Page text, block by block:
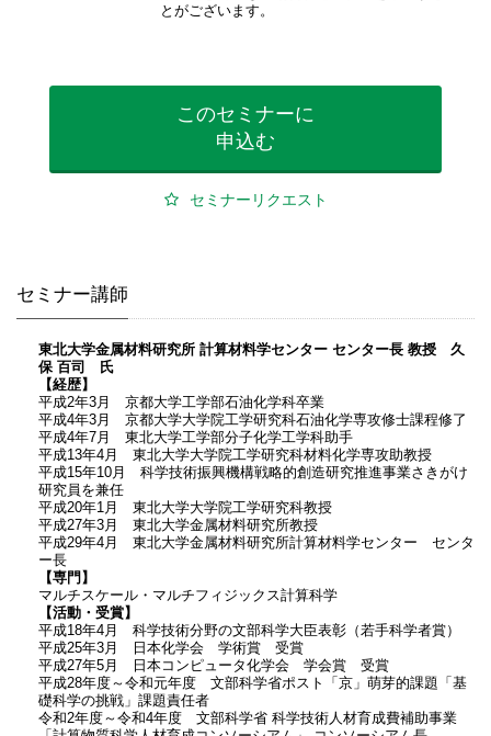
とがございます。
このセミナーに
申込む
セミナーリクエスト
セミナー講師
東北大学金属材料研究所 計算材料学センター センター長 教授 久
保 百司 氏
【経歴】
平成2年3月 京都大学工学部石油化学科卒業
平成4年3月 京都大学大学院工学研究科石油化学専攻修士課程修了
平成4年7月 東北大学工学部分子化学工学科助手
平成13年4月 東北大学大学院工学研究科材料化学専攻助教授
平成15年10月 科学技術振興機構戦略的創造研究推進事業さきがけ
研究員を兼任
平成20年1月 東北大学大学院工学研究科教授
平成27年3月 東北大学金属材料研究所教授
平成29年4月 東北大学金属材料研究所計算材料学センター センタ
ー長
【専門】
マルチスケール・マルチフィジックス計算科学
【活動・受賞】
平成18年4月 科学技術分野の文部科学大臣表彰（若手科学者賞）
平成25年3月 日本化学会 学術賞 受賞
平成27年5月 日本コンピュータ化学会 学会賞 受賞
平成28年度～令和元年度 文部科学省ポスト「京」萌芽的課題「基
礎科学の挑戦」課題責任者
令和2年度～令和4年度 文部科学省 科学技術人材育成費補助事業